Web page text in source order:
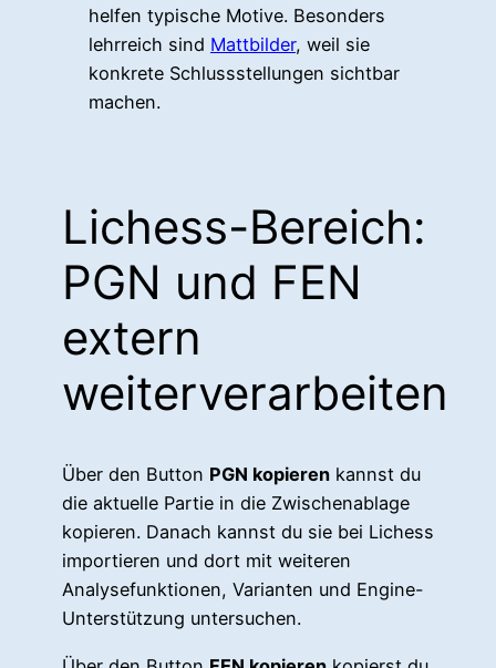
helfen typische Motive. Besonders
lehrreich sind Mattbilder, weil sie
konkrete Schlussstellungen sichtbar
machen.
Lichess-Bereich:
PGN und FEN
extern
weiterverarbeiten
Über den Button PGN kopieren kannst du
die aktuelle Partie in die Zwischenablage
kopieren. Danach kannst du sie bei Lichess
importieren und dort mit weiteren
Analysefunktionen, Varianten und Engine-
Unterstützung untersuchen.